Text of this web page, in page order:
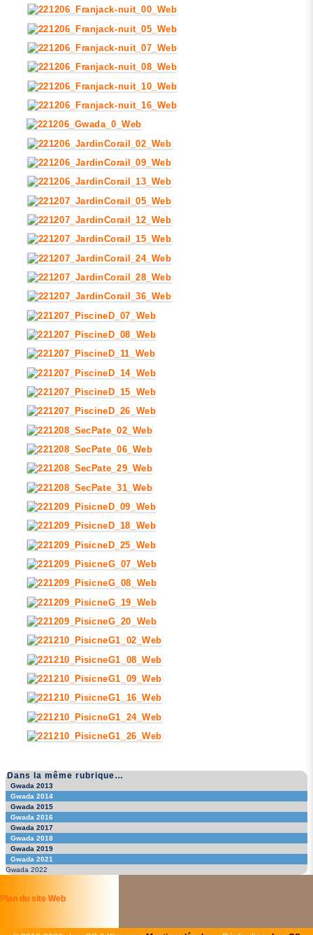
Dans la même rubrique…
Gwada 2013
Gwada 2014
Gwada 2015
Gwada 2016
Gwada 2017
Gwada 2018
Gwada 2019
Gwada 2021
Gwada 2022
Plan du site Web